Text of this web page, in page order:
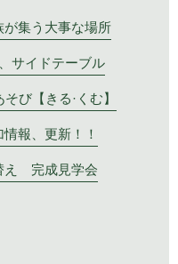
が集う大事な場所
サイドテーブル
び【きる·くむ】
報、更新！！
え 完成見学会